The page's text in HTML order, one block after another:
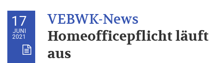
17
JUNI
2021
Homeofficepflicht läuft
aus